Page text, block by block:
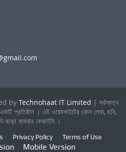
byTechnohaat IT Limited | সর্বস্বত্ব
একটি প্রতিষ্ঠান । এই ওয়েবসাইটের কোন লেখা, ছবি,
ছাড়া ব্যবহার বেআইনি ।
Privacy Policy Terms of Use
Mobile Version